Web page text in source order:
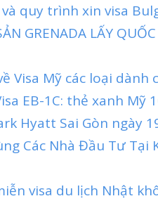
quy trình xin visa
GRENADA LẤY
Visa Mỹ các loại dành
EB-1C: thẻ xanh Mỹ
Hyatt Sai Gòn ngày
Các Nhà Đầu Tư Tại
visa du lịch Nhật